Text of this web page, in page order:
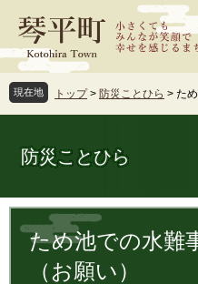
ジ
先
頭
ュ
を
飛
文
現在地 トップ > 防災ことひら > た
防災ことひら
文 ため池での水難
（お願い）